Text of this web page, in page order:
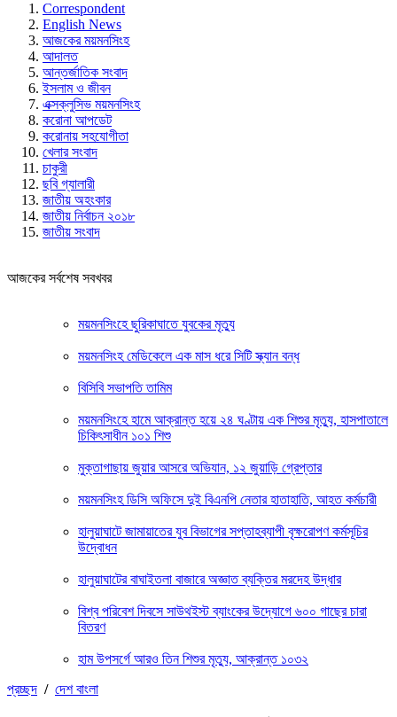
Correspondent
English News
আজকের ময়মনসিংহ
আদালত
আন্তর্জাতিক সংবাদ
ইসলাম ও জীবন
এক্সক্লুসিভ ময়মনসিংহ
করোনা আপডেট
করোনায় সহযোগীতা
খেলার সংবাদ
চাকুরী
ছবি গ্যালারী
জাতীয় অহংকার
জাতীয় নির্বাচন ২০১৮
জাতীয় সংবাদ
আজকের সর্বশেষ সবখবর
ময়মনসিংহে ছুরিকাঘাতে যুবকের মৃত্যু
ময়মনসিংহ মেডিকেলে এক মাস ধরে সিটি স্ক্যান বন্ধ
বিসিবি সভাপতি তামিম
ময়মনসিংহে হামে আক্রান্ত হয়ে ২৪ ঘণ্টায় এক শিশুর মৃত্যু, হাসপাতালে
চিকিৎসাধীন ১০১ শিশু
মুক্তাগাছায় জুয়ার আসরে অভিযান, ১২ জুয়াড়ি গ্রেপ্তার
ময়মনসিংহ ডিসি অফিসে দুই বিএনপি নেতার হাতাহাতি, আহত কর্মচারী
হালুয়াঘাটে জামায়াতের যুব বিভাগের সপ্তাহব্যাপী বৃক্ষরোপণ কর্মসূচির
উদ্বোধন
হালুয়াঘাটের বাঘাইতলা বাজারে অজ্ঞাত ব্যক্তির মরদেহ উদ্ধার
বিশ্ব পরিবেশ দিবসে সাউথইস্ট ব্যাংকের উদ্যোগে ৬০০ গাছের চারা
বিতরণ
হাম উপসর্গে আরও তিন শিশুর মৃত্যু, আক্রান্ত ১০৩২
প্রচ্ছদ / দেশ বাংলা